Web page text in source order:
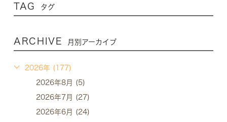
TAG タグ
ARCHIVE 月別アーカイブ
2026年 (177)
2026年8月 (5)
2026年7月 (27)
2026年6月 (24)